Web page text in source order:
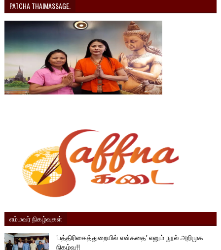
PATCHA THAIMASSAGE.
எம்மவர் நிகழ்வுகள்
'பத்திரிகைத்துறையில் என்கதை’ எனும் நூல் அறிமுக
நிகழ்வு!!